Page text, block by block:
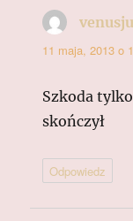
11 maja, 2013 o
Szkoda
skończył
Odpowiedz